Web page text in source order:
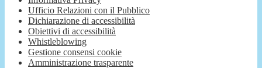
Ufficio Relazioni con il Pubblico
Dichiarazione di accessibilità
Obiettivi di accessibilità
Whistleblowing
Gestione consensi cookie
Amministrazione trasparente